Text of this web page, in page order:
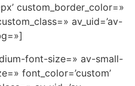
custom_border_color=»
av_uid=’av-
font-size=» av-small-
font_color=’custom’